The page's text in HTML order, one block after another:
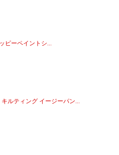
ピーペイントシ...
ルティング イージーパン...